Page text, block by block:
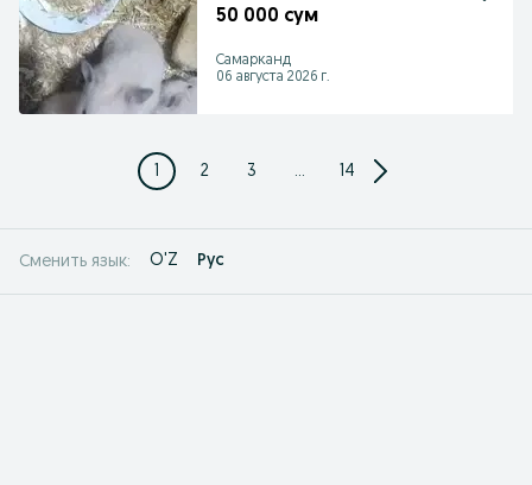
50 000 сум
Самарканд
06 августа 2026 г.
1 2 3 ... 14
Сменить язык: O'Z Рус